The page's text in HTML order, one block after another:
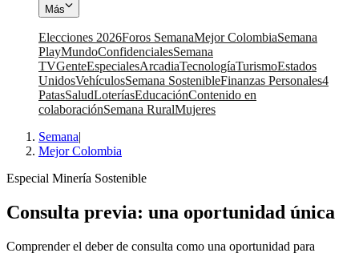
Más
Elecciones 2026Foros SemanaMejor ColombiaSemana
PlayMundoConfidencialesSemana
TVGenteEspecialesArcadiaTecnologíaTurismoEstados
UnidosVehículosSemana SostenibleFinanzas Personales4
PatasSaludLoteríasEducaciónContenido en
colaboraciónSemana RuralMujeres
Semana|
Mejor Colombia
Especial Minería Sostenible
Consulta previa: una oportunidad única
Comprender el deber de consulta como una oportunidad para